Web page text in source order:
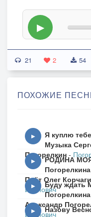
▶
21 2 54
ПОХОЖИЕ
▶
Я куплю
Музыка
Погорелкин -
▶
РОДИНА МОЯ
Поёт Олег
Иванович
▶
Буду ждать
Александр
Иванович
▶
Назову